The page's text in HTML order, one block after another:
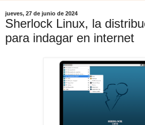
jueves, 27 de junio de 2024
Sherlock Linux, la
para indagar en internet